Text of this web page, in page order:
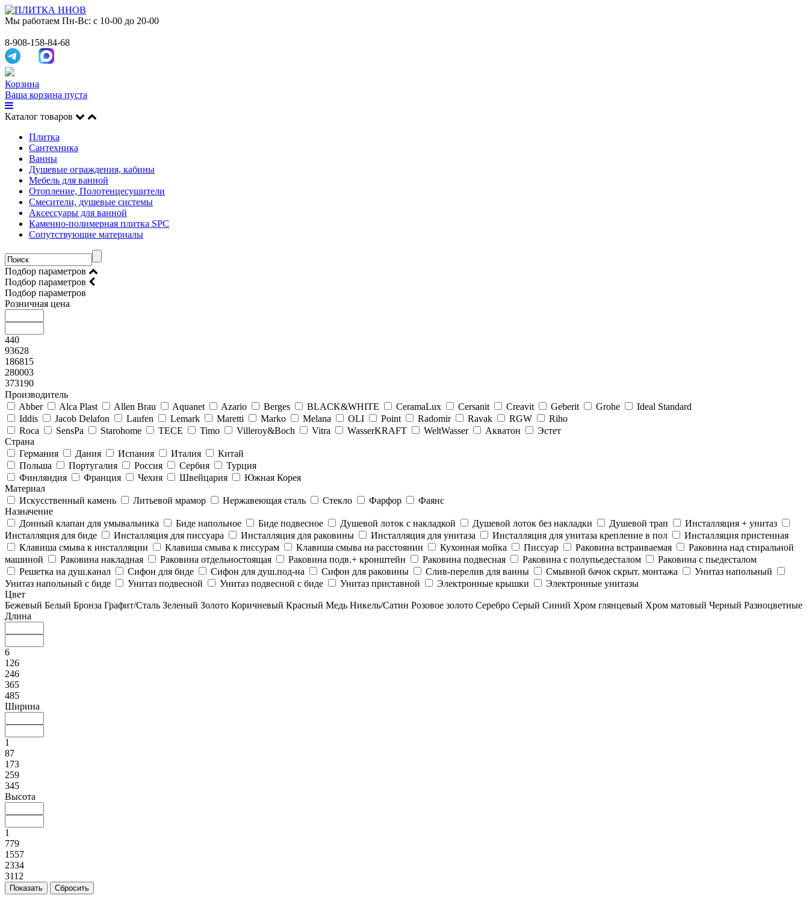
Мы работаем Пн-Вс: с 10-00 до 20-00
8-908-158-84-68
Корзина
Ваша корзина пуста
Каталог товаров
Плитка
Сантехника
Ванны
Душевые ограждения, кабины
Мебель для ванной
Отопление, Полотенцесушители
Смесители, душевые системы
Аксессуары для ванной
Каменно-полимерная плитка SPC
Сопутствующие материалы
Подбор параметров
Подбор параметров
Подбор параметров
Розничная цена
440
93628
186815
280003
373190
Производитель
Abber
Alca Plast Allen Brau Aquanet Azario Berges BLACK&WHITE CeramaLux Cersanit Creavit Geberit Grohe
Ideal Standard
Iddis
Jacob Delafon Laufen Lemark Maretti Marko Melana OLI Point Radomir Ravak RGW
Riho
Roca
SensPa Starohome TECE Timo Villeroy&Boсh Vitra WasserKRAFT WeltWasser Акватон
Эстет
Страна
Германия
Дания Испания Италия
Китай
Польша
Португалия Россия Сербия
Турция
Финляндия
Франция Чехия Швейцария
Южная Корея
Материал
Искусственный камень
Литьевой мрамор Нержавеющая сталь Стекло Фарфор
Фаянс
Назначение
Донный клапан для умывальника
Биде напольное Биде подвесное Душевой лоток с накладкой Душевой лоток без накладки Душевой трап
Инсталляция + унитаз
Инсталляция для биде
Инсталляция для писсуара Инсталляция для раковины Инсталляция для унитаза Инсталляция для унитаза крепление в пол
Инсталляция пристенная
Клавиша смыва к инсталляции
Клавиша смыва к писсурам Клавиша смыва на расстоянии Кухонная мойка Писсуар Раковина встраиваемая
Раковина над стиральной
машиной
Раковина накладная Раковина отдельностоящая Раковина подв.+ кронштейн Раковина подвесная Раковина с полупьедесталом
Раковина с пьедесталом
Решетка на душ.канал
Сифон для биде Сифон для душ.под-на Сифон для раковины Слив-перелив для ванны Смывной бачок скрыт. монтажа
Унитаз напольный
Унитаз напольный с биде
Унитаз подвесной Унитаз подвесной с биде Унитаз приставной Электронные крышки
Электронные унитазы
Цвет
Бежевый Белый Бронза Графит/Сталь Зеленый Золото Коричневый Красный Медь Никель/Сатин Розовое золото Серебро Серый Синий Хром глянцевый Хром матовый Черный Разноцветные
Длина
6
126
246
365
485
Ширина
1
87
173
259
345
Высота
1
779
1557
2334
3112